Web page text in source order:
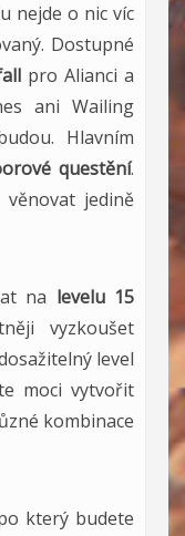
nejde o nic víc
Dostupné
pro Alianci a
ani Wailing
Hlavním
questění.
jedině
na levelu 15
vyzkoušet
level
moci vytvořit
kombinace
který budete